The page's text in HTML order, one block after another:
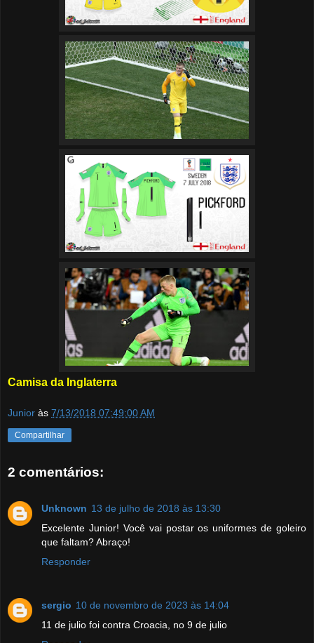
Camisa da Inglaterra
Junior às 7/13/2018 07:49:00 AM
Compartilhar
2 comentários:
Unknown 13 de julho de 2018 às 13:30
Excelente Junior! Você vai postar os uniformes de goleiro
que faltam? Abraço!
Responder
sergio 10 de novembro de 2023 às 14:04
11 de julio foi contra Croacia, no 9 de julio